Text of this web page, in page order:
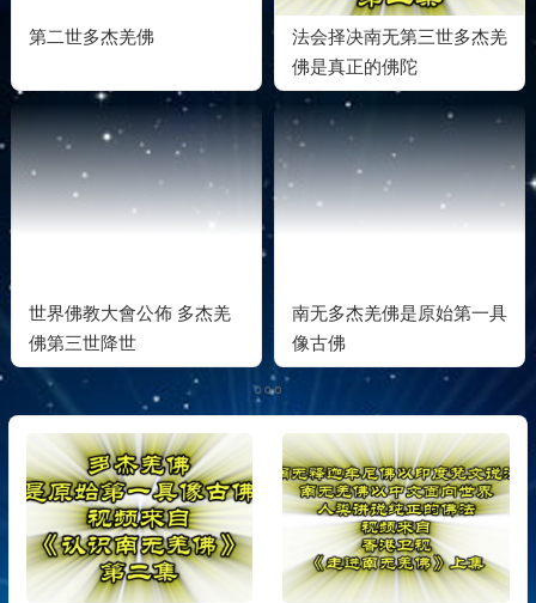
第二世多杰羌佛
法会择决南无第三世多杰羌
佛是真正的佛陀
世界佛教大會公佈 多杰羌
佛第三世降世
南无多杰羌佛是原始第一具
像古佛